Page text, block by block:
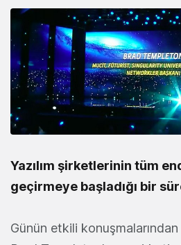
Yazılım şirketlerinin tüm
geçirmeye başladığı bir
Günün etkili